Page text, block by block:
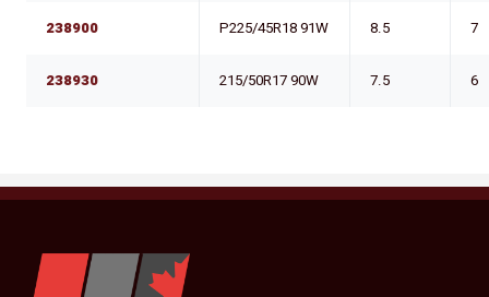
238900 P225/45R18 91W 8.5 7
238930 215/50R17 90W 7.5 6
YKW Wheels